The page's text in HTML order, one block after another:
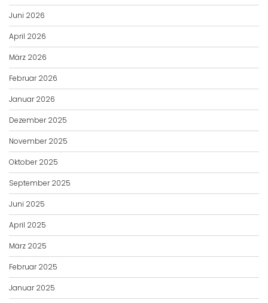
Juni 2026
April 2026
März 2026
Februar 2026
Januar 2026
Dezember 2025
November 2025
Oktober 2025
September 2025
Juni 2025
April 2025
März 2025
Februar 2025
Januar 2025